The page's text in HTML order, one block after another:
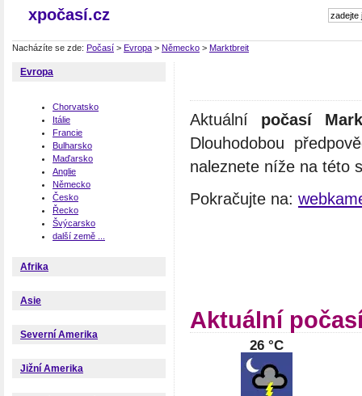
xpočasí.cz
Nacházíte se zde: Počasí > Evropa > Německo > Marktbreit
Evropa
Chorvatsko
Itálie
Francie
Bulharsko
Maďarsko
Anglie
Německo
Česko
Řecko
Švýcarsko
další země ...
Afrika
Asie
Severní Amerika
Jižní Amerika
Aktuální počasí
Dlouhodobou
naleznete níže na této
Pokračujte na:
Aktuální
26 °C